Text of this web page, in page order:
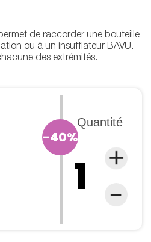
-40%
Quantité
de raccorder une bouteille
ou à un insufflateur BAVU.
des extrémités.